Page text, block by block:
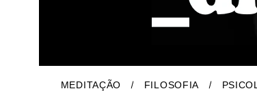
MEDITAÇÃO FILOSOFIA